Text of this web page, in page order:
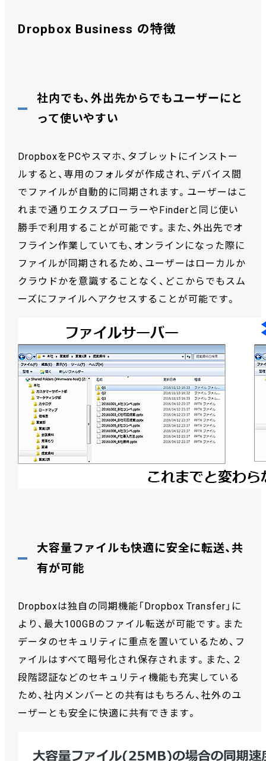
Dropbox Business の特徴
社内でも、外出先からでもユーザーにと
って使いやすい
DropboxをPCやスマホ、タブレットにインストー
ルすると、専用のフォルダが作成され、デバイス間
でファイルが自動的に同期されます。ユーザーはこ
れまで通りエクスプローラーやFinderと同じ使い
勝手で利用することが可能です。また、外出先でオ
フライン作業していても、オンラインになった際に
ファイルが同期されるため、ユーザーはローカルか
クラウドかを意識することなく、どこからでもスム
ーズにファイルへアクセスすることが可能です。
大容量ファイルも快適に安全に転送、共
有が可能
Dropboxは独自の同期機能「Dropbox Transfer」に
より、最大100GBのファイル転送が可能です。また
データのセキュリティに重点を置いているため、フ
ァイルはすべて暗号化され保存されます。また、２
段階認証などのセキュリティ機能も充実している
ため、社内メンバーとの共有はもちろん、社外のユ
ーザーとも安全に快適に共有できます。